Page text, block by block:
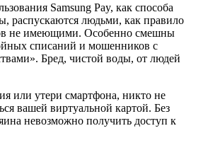
Samsung Pay, как способа
распускаются людьми, как правило
не имеющими. Особенно смешны
списаний и мошенников с
Бред, чистой воды, от людей
или утери смартфона, никто не
вашей виртуальной картой. Без
невозможно получить доступ к